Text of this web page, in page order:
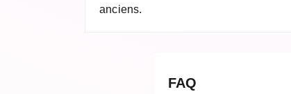
anciens.
FAQ